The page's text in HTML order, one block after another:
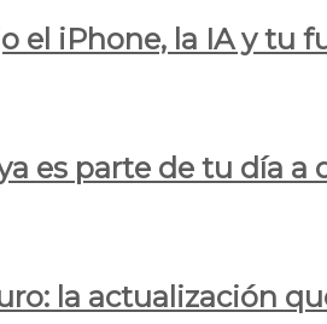
el iPhone, la IA y tu
es parte de tu día
la actualización